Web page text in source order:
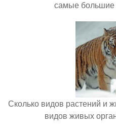
самые большие
Сколько видов растений и
видов живых